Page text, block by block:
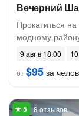
Вечерний
Прокатиться
модному
9 авг в 18:00
от$95 за
8 отзывов